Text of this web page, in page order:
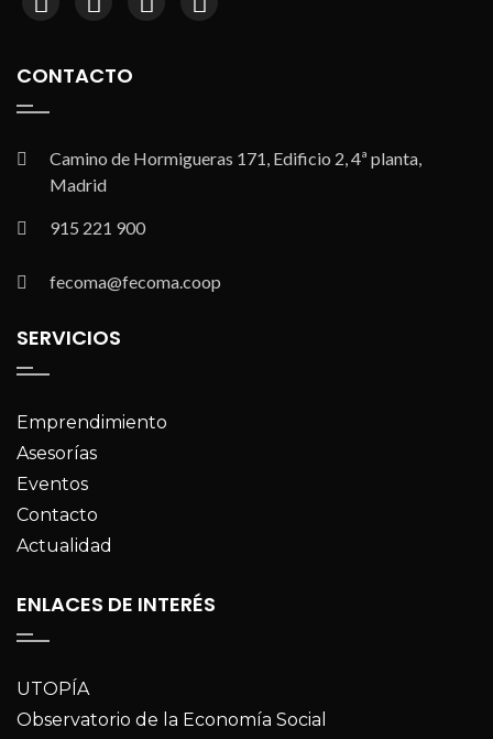
CONTACTO
Camino de Hormigueras 171, Edificio 2, 4ª planta,
Madrid
915 221 900
fecoma@fecoma.coop
SERVICIOS
Emprendimiento
Asesorías
Eventos
Contacto
Actualidad
ENLACES DE INTERÉS
UTOPÍA
Observatorio de la Economía Social